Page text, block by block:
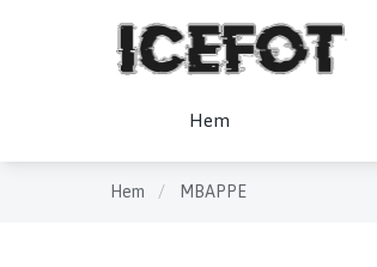
Hem
Hem / MBAPPE